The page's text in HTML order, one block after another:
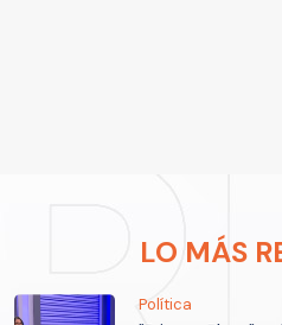
LO MÁS
Política